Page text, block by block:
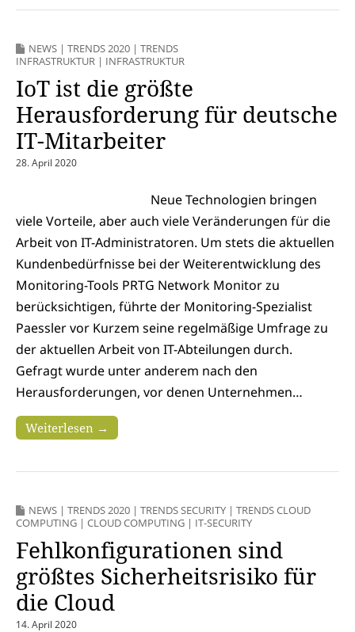
NEWS | TRENDS 2020 | TRENDS
INFRASTRUKTUR | INFRASTRUKTUR
IoT ist die größte
Herausforderung für deutsche
IT-Mitarbeiter
28. April 2020
Neue Technologien bringen
viele Vorteile, aber auch viele Veränderungen für die
Arbeit von IT-Administratoren. Um stets die aktuellen
Kundenbedürfnisse bei der Weiterentwicklung des
Monitoring-Tools PRTG Network Monitor zu
berücksichtigen, führte der Monitoring-Spezialist
Paessler vor Kurzem seine regelmäßige Umfrage zu
der aktuellen Arbeit von IT-Abteilungen durch.
Gefragt wurde unter anderem nach den
Herausforderungen, vor denen Unternehmen…
Weiterlesen →
NEWS | TRENDS 2020 | TRENDS SECURITY | TRENDS CLOUD
COMPUTING | CLOUD COMPUTING | IT-SECURITY
Fehlkonfigurationen sind
größtes Sicherheitsrisiko für
die Cloud
14. April 2020